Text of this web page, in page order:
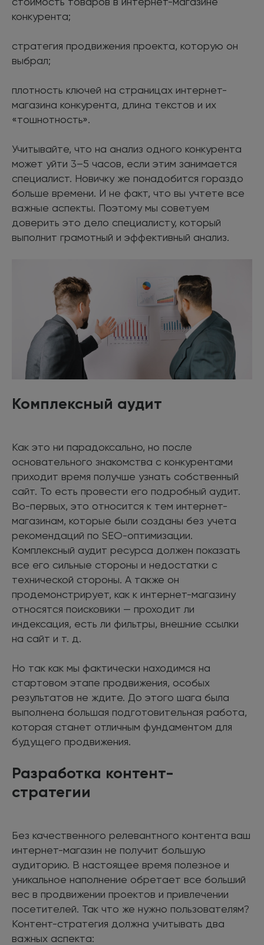
конкурента;
стратегия продвижения проекта, которую он
выбрал;
плотность ключей на страницах интернет-
магазина конкурента, длина текстов и их
«тошнотность».
Учитывайте, что на анализ одного конкурента
может уйти 3–5 часов, если этим занимается
специалист. Новичку же понадобится гораздо
больше времени. И не факт, что вы учтете все
важные аспекты. Поэтому мы советуем
доверить это дело специалисту, который
выполнит грамотный и эффективный анализ.
Комплексный аудит
Как это ни парадоксально, но после
основательного знакомства с конкурентами
приходит время получше узнать собственный
сайт. То есть провести его подробный аудит.
Во-первых, это относится к тем интернет-
магазинам, которые были созданы без учета
рекомендаций по SEO-оптимизации.
Комплексный аудит ресурса должен показать
все его сильные стороны и недостатки с
технической стороны. А также он
продемонстрирует, как к интернет-магазину
относятся поисковики — проходит ли
индексация, есть ли фильтры, внешние ссылки
на сайт и т. д.
Но так как мы фактически находимся на
стартовом этапе продвижения, особых
результатов не ждите. До этого шага была
выполнена большая подготовительная работа,
которая станет отличным фундаментом для
будущего продвижения.
Разработка контент-
стратегии
Без качественного релевантного контента ваш
интернет-магазин не получит большую
аудиторию. В настоящее время полезное и
уникальное наполнение обретает все больший
вес в продвижении проектов и привлечении
посетителей. Так что же нужно пользователям?
Контент-стратегия должна учитывать два
важных аспекта: